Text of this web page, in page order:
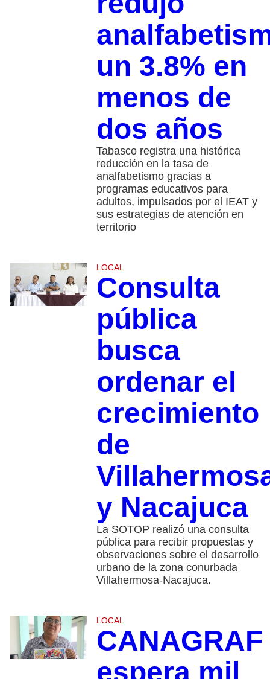
un 3.8% en
menos de
dos años
Tabasco registra una histórica
reducción en la tasa de
analfabetismo gracias a
programas educativos para
adultos, impulsados por el IEAT y
sus estrategias de atención en
territorio
LOCAL
Consulta
pública
busca
ordenar el
crecimiento
de
y Nacajuca
La SOTOP realizó una consulta
pública para recibir propuestas y
observaciones sobre el desarrollo
urbano de la zona conurbada
Villahermosa-Nacajuca.
LOCAL
CANAGRAF
espera mil